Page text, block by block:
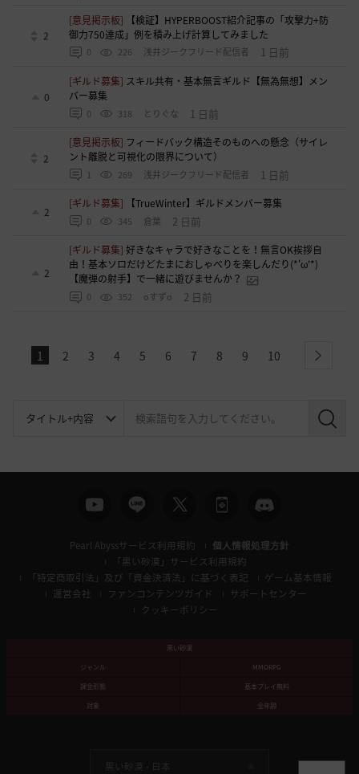
2
[意見掲示板]
【検証】HYPERBOOST紹介記事の「攻撃力+防
御力750達成」例を積み上げ計算してみました
0 226 浅井ジークフリード配信者 1 日前
0
[ギルド募集] スキル共有・基本無言ギルド【無為無想】メン
バー募集
0 318 とりぐな 1 日前
2
[意見掲示板] フィードバック構造そのものへの懸念（サイレ
ント離脱と可視化の限界について）
1 269 浅井ジークフリード配信者 1 日前
2
[ギルド募集] 【TrueWinter】ギルドメンバー募集
0 345 倉葉 2 日前
2
[ギルド募集]好きなキャラで好きなことを！無言OK挨拶自
由！基本ソロだけどたまにおしゃべりを楽しんだり(*'ω'*)
【魔弾の射手】で一緒に遊びませんか？
0 352 oすずo 2 日前
1 2 3 4 5 6 7 8 9 10 next
検
Pearl Abyssサービス利用規約
個人情報処理方針
「黒い砂漠」サービス利用規約
「特定商取引法」及び「資金決済法」に基づく表記
ゲーム基本情報
運営会社
ファンコンテンツガイド
サポートセンター
クッキーポリシー
黒い砂漠
ジャンル
MMORPG
課金形態
基本プレイ無料
対象
全年齢
黒い砂漠 - 日本